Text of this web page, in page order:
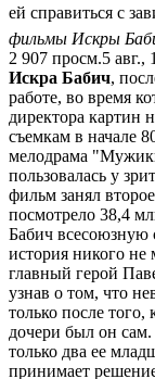
ей справиться с
фильмы Искры
2 907 просм.5 авг.,
Искра Бабич,
работе, во время
директора картин
съемкам в начале
мелодрама
пользовалась у
фильм занял
посмотрело 38,4
Бабич всесоюзную
история никого
главный герой
узнав о том, что
только после того,
дочери был он сам.
только два ее
принимает